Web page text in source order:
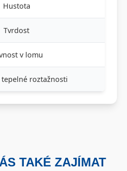
Hustota
Tvrdost
v lomu
roztažnosti
TAKÉ ZAJÍMAT